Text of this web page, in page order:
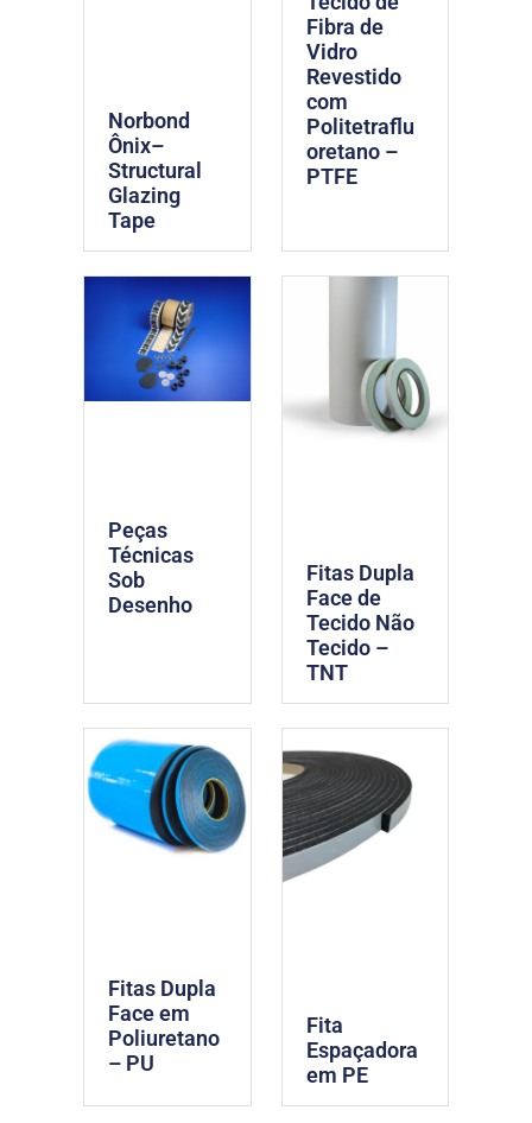
Norbond
Ônix–
Structural
Glazing
Tape
Fibra de
Vidro
Revestido
com
Politetraflu
oretano –
PTFE
Peças
Técnicas
Sob
Desenho
Fitas Dupla
Face de
Tecido Não
Tecido –
TNT
Fitas Dupla
Face em
Poliuretano
– PU
Fita
Espaçadora
em PE